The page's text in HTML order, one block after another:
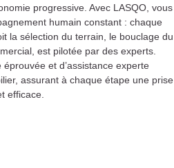
progressive. Avec LASQO, vous
humain constant : chaque
la sélection du terrain, le bouclage du
est pilotée par des experts.
et d’assistance experte
assurant à chaque étape une prise
efficace.